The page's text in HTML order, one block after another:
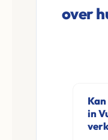
over
in